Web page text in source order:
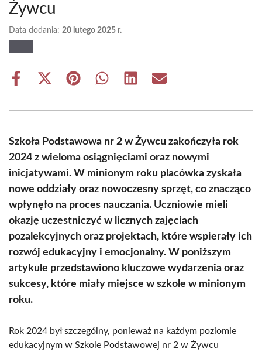
Żywcu
Data dodania: 20 lutego 2025 r.
Share
Share
(Twitter)
Share Share Share Share
Szkoła Podstawowa nr 2 w Żywcu zakończyła rok
2024 z wieloma osiągnięciami oraz nowymi
inicjatywami. W minionym roku placówka zyskała
nowe oddziały oraz nowoczesny sprzęt, co znacząco
wpłynęło na proces nauczania. Uczniowie mieli
okazję uczestniczyć w licznych zajęciach
pozalekcyjnych oraz projektach, które wspierały ich
rozwój edukacyjny i emocjonalny. W poniższym
artykule przedstawiono kluczowe wydarzenia oraz
sukcesy, które miały miejsce w szkole w minionym
roku.
Rok 2024 był szczególny, ponieważ na każdym poziomie
edukacyjnym w Szkole Podstawowej nr 2 w Żywcu